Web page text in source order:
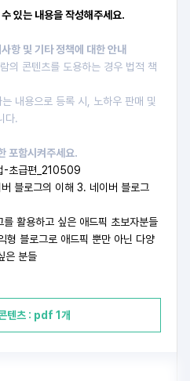
있는 내용을 작성해주세요.
항 및 기타 정책에 대한 안내
의 콘텐츠를 도용하는 경우 법적 책
내용으로 등록 시, 노하우 판매 및
다.
포함시켜주세요.
-초급편_210509
블로그의 이해 3. 네이버 블로그
를 활용하고 싶은 애드픽 초보자분들
형 블로그로 애드픽 뿐만 아닌 다양
은 분들
텐츠 : pdf 1개